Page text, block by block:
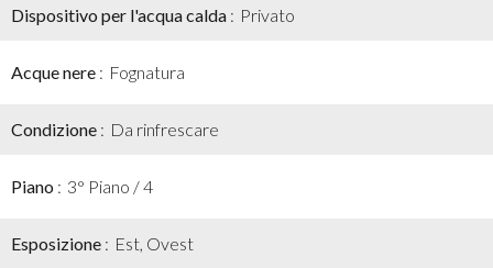
Dispositivo per l'acqua calda Privato
Acque nere Fognatura
Condizione Da rinfrescare
Piano 3° Piano / 4
Esposizione Est, Ovest